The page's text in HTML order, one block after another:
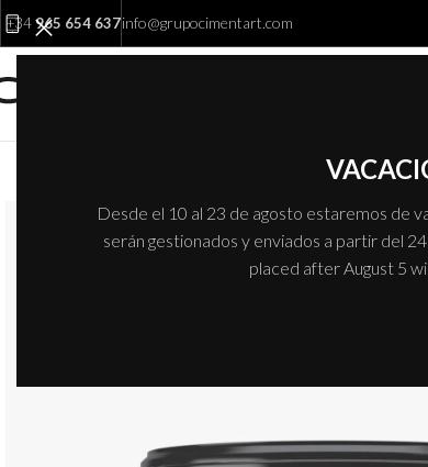
Desde el 10 al 23 de agosto estaremos de
serán gestionados y enviados a partir del
placed after August 5
+34965 654 637info@grupocimentart.com